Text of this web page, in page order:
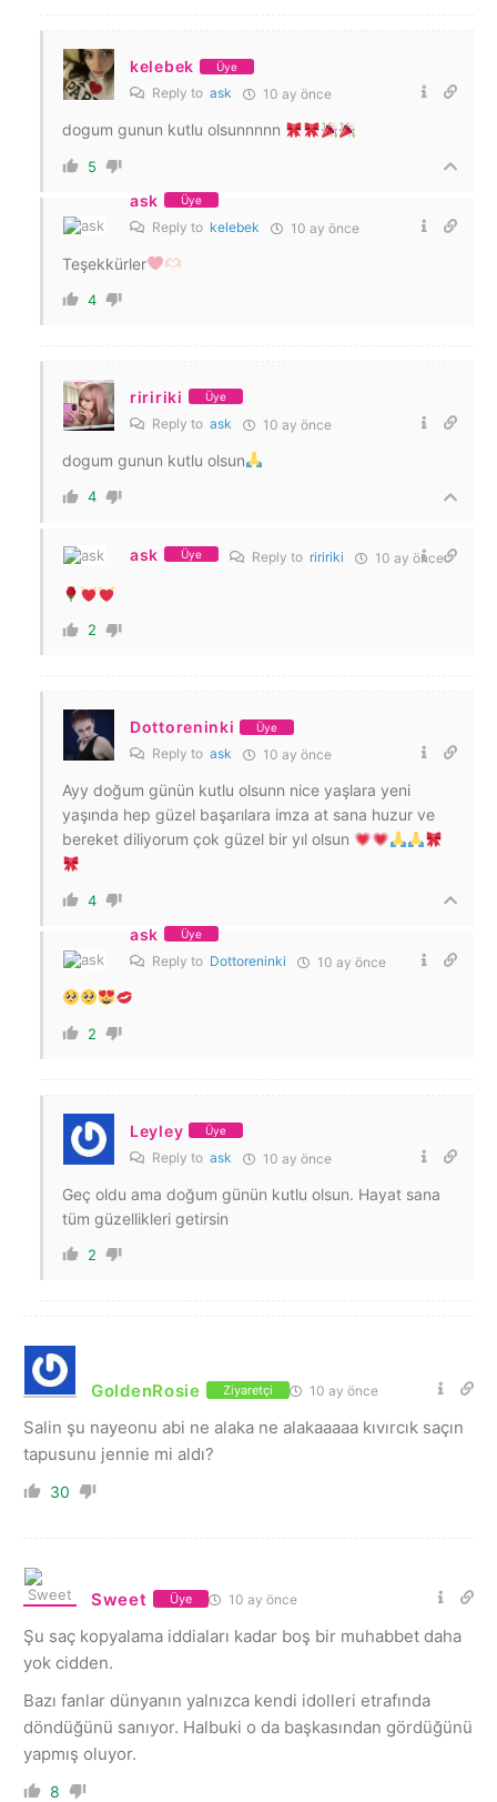
kelebek Üye
Reply to ask 10 ay önce
dogum gunun kutlu olsunnnnn
5
ask Üye
Reply to kelebek 10 ay önce
Teşekkürler
4
riririki Üye
Reply to ask 10 ay önce
dogum gunun kutlu olsun
4
ask Üye Reply to riririki 10 ay önce
2
Dottoreninki Üye
Reply to ask 10 ay önce
Ayy doğum günün kutlu olsunn nice yaşlara yeni
yaşında hep güzel başarılara imza at sana huzur ve
bereket diliyorum çok güzel bir yıl olsun
4
ask Üye
Reply to Dottoreninki 10 ay önce
2
Leyley Üye
Reply to ask 10 ay önce
Geç oldu ama doğum günün kutlu olsun. Hayat sana
tüm güzellikleri getirsin
2
GoldenRosie Ziyaretçi 10 ay önce
Salin şu nayeonu abi ne alaka ne alakaaaaa kıvırcık saçın
tapusunu jennie mi aldı?
30
Sweet Üye 10 ay önce
Şu saç kopyalama iddiaları kadar boş bir muhabbet daha
yok cidden.
Bazı fanlar dünyanın yalnızca kendi idolleri etrafında
döndüğünü sanıyor. Halbuki o da başkasından gördüğünü
yapmış oluyor.
8